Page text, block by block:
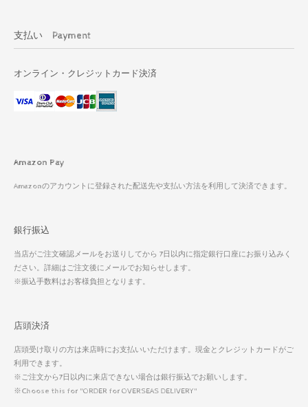
支払い Payment
オンライン・クレジットカード決済
Amazon Pay
Amazonのアカウントに登録された配送先や支払い方法を利用して決済できます。
銀行振込
当店がご注文確認メールをお送りしてから 7日以内に指定銀行口座にお振り込みく
ださい。詳細はご注文後にメールでお知らせします。
※振込手数料はお客様負担となります。
店頭決済
店頭受け取りの方は来店時にお支払いいただけます。現金とクレジットカードがご
利用できます。
※ご注文から7日以内に来店できない場合は銀行振込でお願いします。
※Choose this for "ORDER for OVERSEAS DELIVERY"